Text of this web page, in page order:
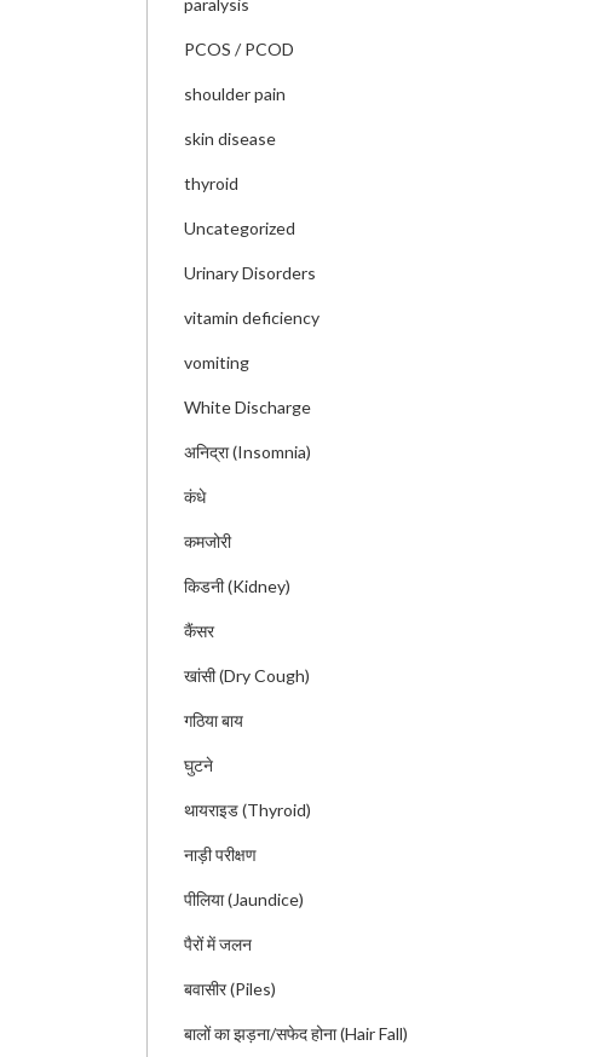
paralysis
PCOS / PCOD
shoulder pain
skin disease
thyroid
Uncategorized
Urinary Disorders
vitamin deficiency
vomiting
White Discharge
अनिद्रा (Insomnia)
कंधे
कमजोरी
किडनी (Kidney)
कैंसर
खांसी (Dry Cough)
गठिया बाय
घुटने
थायराइड (Thyroid)
नाड़ी परीक्षण
पीलिया (Jaundice)
पैरों में जलन
बवासीर (Piles)
बालों का झड़ना/सफेद होना (Hair Fall)